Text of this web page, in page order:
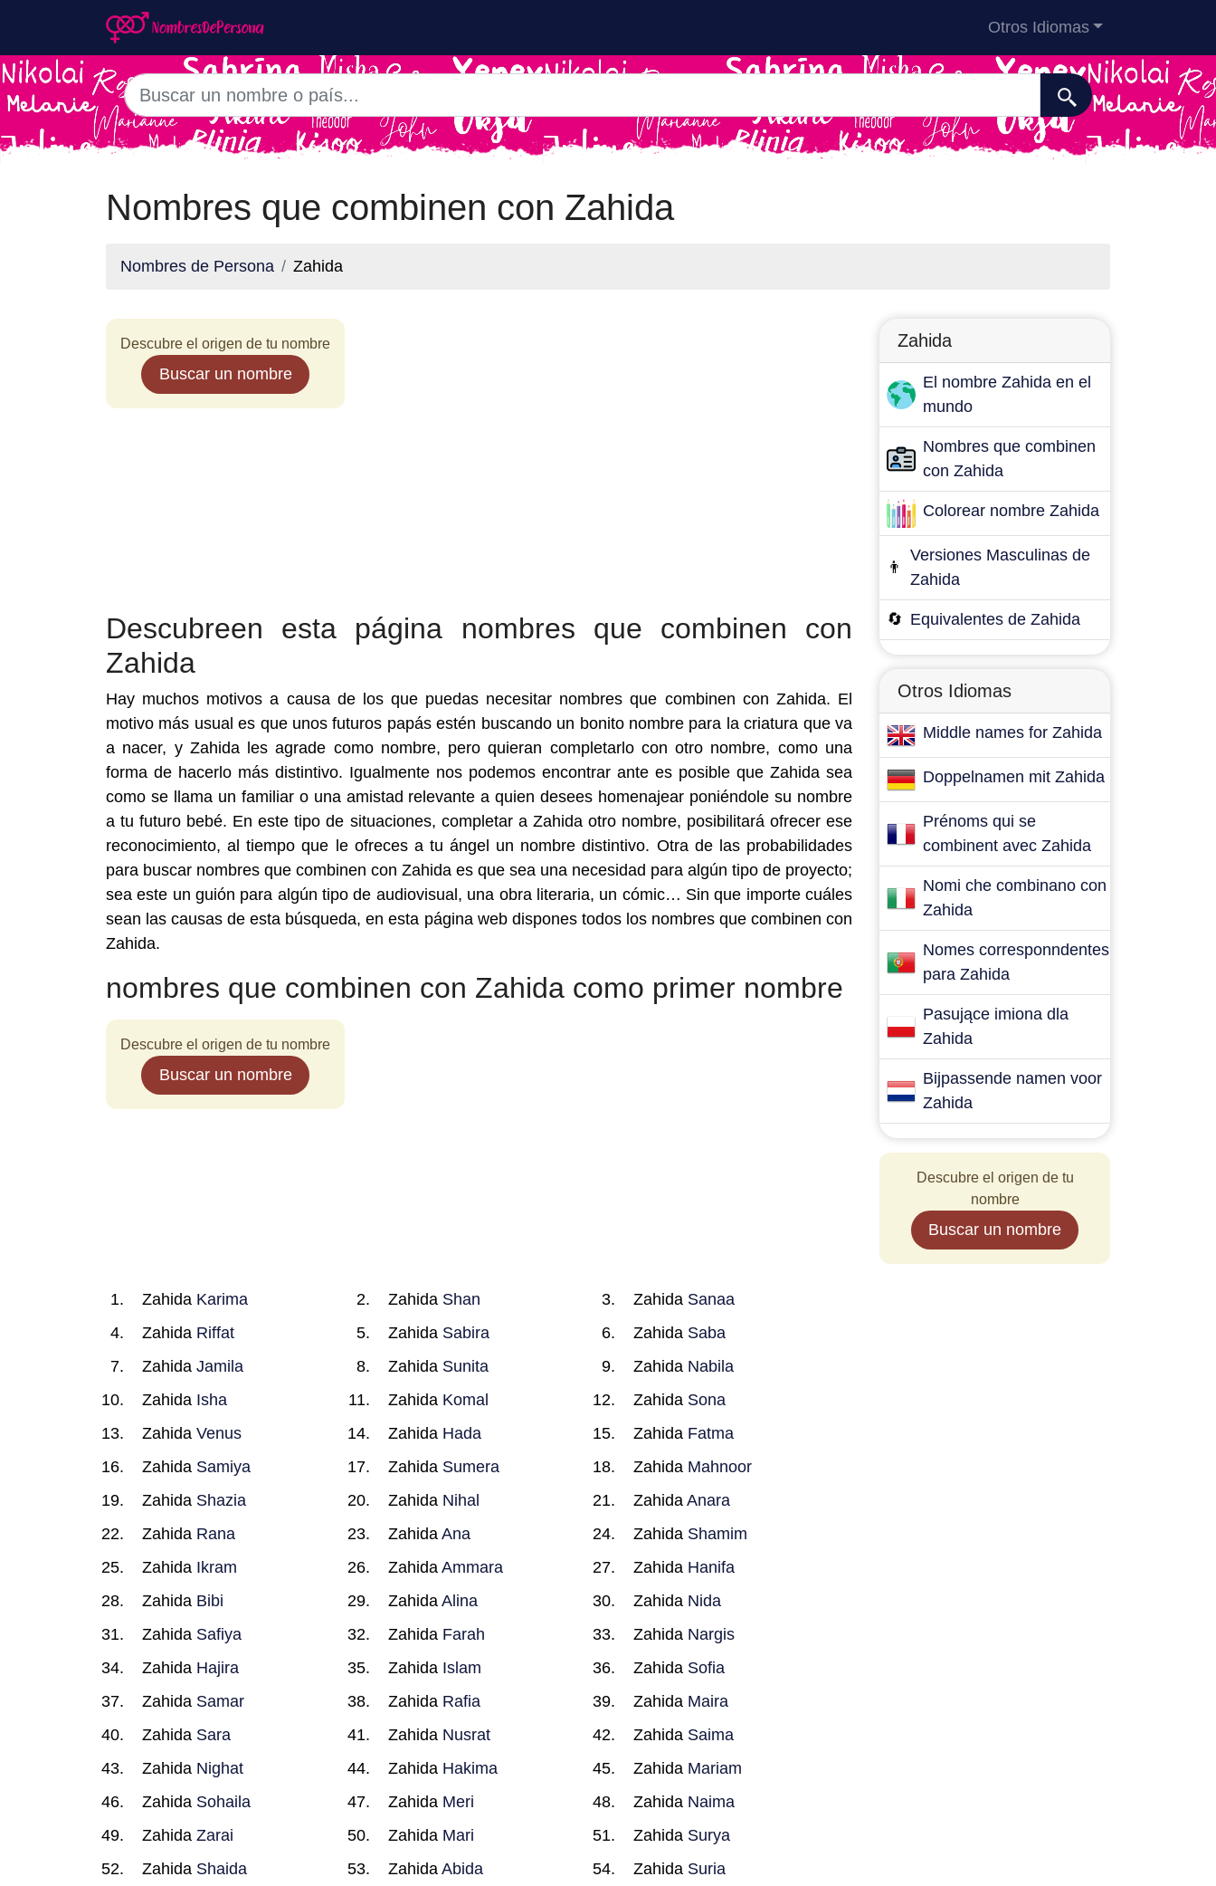
Otros Idiomas
Nombres que combinen con Zahida
Nombres de Persona Zahida
Descubre el origen de tu nombre
Buscar un nombre
Descubreen esta página nombres que combinen con
Zahida
Hay muchos motivos a causa de los que puedas necesitar nombres que combinen con Zahida. El
motivo más usual es que unos futuros papás estén buscando un bonito nombre para la criatura que va
a nacer, y Zahida les agrade como nombre, pero quieran completarlo con otro nombre, como una
forma de hacerlo más distintivo. Igualmente nos podemos encontrar ante es posible que Zahida sea
como se llama un familiar o una amistad relevante a quien desees homenajear poniéndole su nombre
a tu futuro bebé. En este tipo de situaciones, completar a Zahida otro nombre, posibilitará ofrecer ese
reconocimiento, al tiempo que le ofreces a tu ángel un nombre distintivo. Otra de las probabilidades
para buscar nombres que combinen con Zahida es que sea una necesidad para algún tipo de proyecto;
sea este un guión para algún tipo de audiovisual, una obra literaria, un cómic… Sin que importe cuáles
sean las causas de esta búsqueda, en esta página web dispones todos los nombres que combinen con
Zahida.
nombres que combinen con Zahida como primer nombre
Descubre el origen de tu nombre
Buscar un nombre
Zahida Karima Zahida Shan Zahida Sanaa
Zahida Riffat Zahida Sabira Zahida Saba
Zahida Jamila Zahida Sunita Zahida Nabila
Zahida Isha Zahida Komal Zahida Sona
Zahida Venus Zahida Hada Zahida Fatma
Zahida Samiya Zahida Sumera Zahida Mahnoor
Zahida Shazia Zahida Nihal ZahidaAnara
Zahida Rana Zahida Ana Zahida Shamim
Zahida Ikram Zahida Ammara Zahida Hanifa
Zahida Bibi Zahida Alina Zahida Nida
Zahida Safiya Zahida Farah Zahida Nargis
Zahida Hajira Zahida Islam Zahida Sofia
Zahida Samar Zahida Rafia Zahida Maira
Zahida Sara Zahida Nusrat Zahida Saima
Zahida Nighat Zahida Hakima Zahida Mariam
Zahida Sohaila Zahida Meri Zahida Naima
Zahida Zarai Zahida Mari Zahida Surya
Zahida Shaida Zahida Abida Zahida Suria
Zahida
El nombre Zahida en el
mundo
Nombres que combinen
con Zahida
Colorear nombre Zahida
👨
Versiones Masculinas de
Zahida
🔄 Equivalentes de Zahida
Otros Idiomas
Middle names for Zahida
Doppelnamen mit Zahida
Prénoms qui se
combinent avec Zahida
Nomi che combinano con
Zahida
Nomes corresponndentes
para Zahida
Pasujące imiona dla
Zahida
Bijpassende namen voor
Zahida
Descubre el origen de tu
nombre
Buscar un nombre